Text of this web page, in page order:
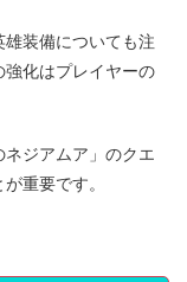
装備についても注
化はプレイヤーの
ジアムア」のクエ
重要です。